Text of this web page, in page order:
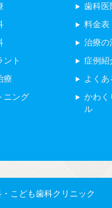
ント
療
ニング
歯科医
料金表
治療の
症例紹
よくあ
かわく
ル
こども歯科クリニック